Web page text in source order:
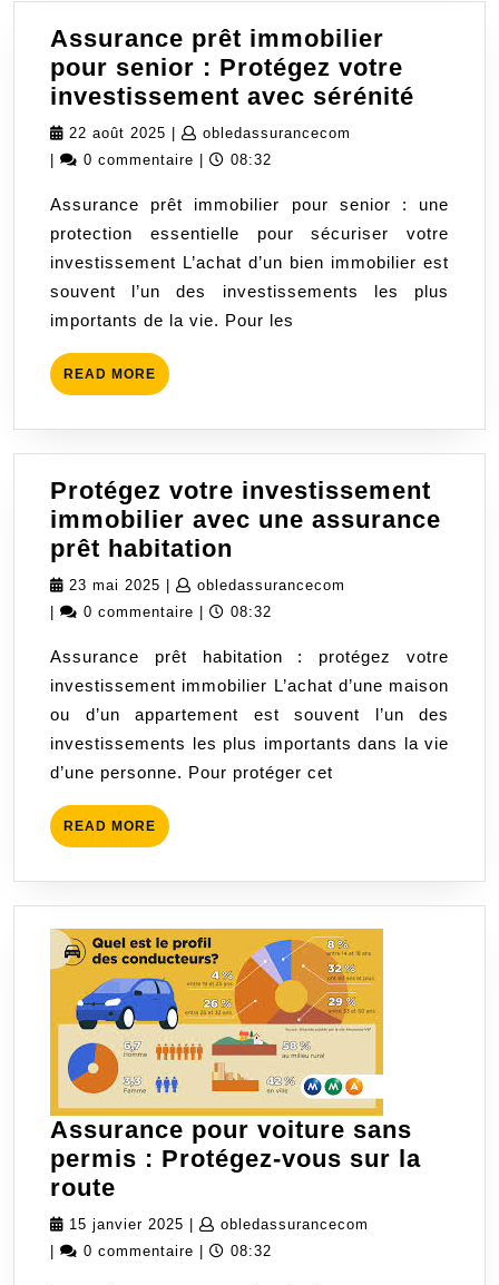
Assurance prêt immobilier
pour senior : Protégez votre
investissement avec sérénité
senior
:
votre
22 août 2025 22
août
| obledassurancecom
|
0 commentaire | 08:32
Assurance prêt immobilier pour senior : une
protection essentielle pour sécuriser votre
investissement L’achat d’un bien immobilier est
souvent l’un des investissements les plus
importants de la vie. Pour les
READ MORE READ
MORE
Protégez votre investissement
immobilier avec une assurance
prêt habitation
votre
investissement
avec
une
assurance
prêt
habitation
23 mai 2025 23
mai
obledassurancecom
0 commentaire 08:32
Assurance prêt habitation : protégez votre
investissement immobilier L’achat d’une maison
ou d’un appartement est souvent l’un des
investissements les plus importants dans la vie
d’une personne. Pour protéger cet
READ MORE READ
MORE
Assurance pour voiture sans
permis : Protégez-vous sur la
route
pour
voiture
15 janvier 2025 15
janvier
obledassurancecom
0 commentaire 08:32